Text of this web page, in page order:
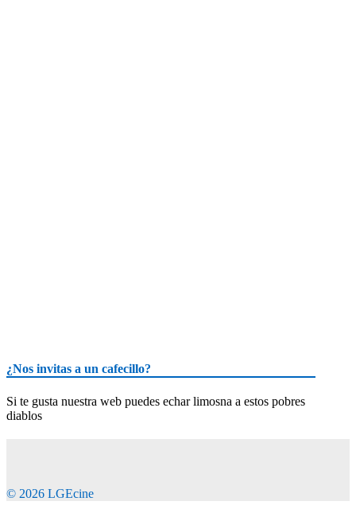
¿Nos invitas a un cafecillo?
Si te gusta nuestra web puedes echar limosna a estos pobres
diablos
© 2026 LGEcine